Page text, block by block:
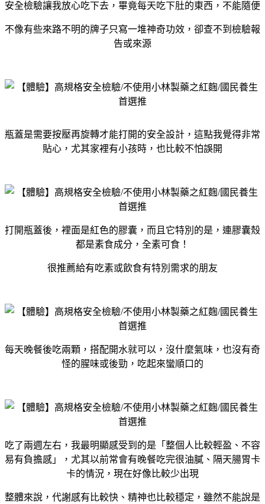
安全檢驗讓我放心吃下去，畢竟每天吃下肚的東西，不能隨便
不像有些來路不明的牌子只寫一堆神奇功效，卻查不到檢驗報
告或來源
瓶蓋是需要按壓再旋轉才能打開的安全設計，這點我覺得非常
貼心，尤其家裡有小孩時，也比較不怕誤開
打開瓶蓋後，裡面是紅色的膠囊，而且它特別的是，連膠囊殼
都是素食成分，全素可食！
很推薦給有吃素或飲食有特別需求的朋友
每天晚餐後吃兩顆，搭配開水就可以，沒什麼氣味，也沒有奇
怪的腥味或後勁，吃起來蠻順口的
吃了兩週左右，我最明顯感受到的是「整個人比較輕盈、不容
易有負擔感」，尤其以前常會有晚餐吃完很油膩、隔天腸胃卡
卡的情況，現在好像比較少出現
整體來說，代謝感有比較快、精神也比較穩定，雖然不能說是